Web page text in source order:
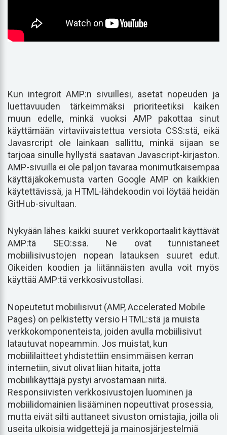
Kun integroit AMP:n sivuillesi, asetat nopeuden ja
luettavuuden tärkeimmäksi prioriteetiksi kaiken
muun edelle, minkä vuoksi AMP pakottaa sinut
käyttämään virtaviivaistettua versiota CSS:stä, eikä
Javasrcript ole lainkaan sallittu, minkä sijaan se
tarjoaa sinulle hyllystä saatavan Javascript-kirjaston.
AMP-sivuilla ei ole paljon tavaraa monimutkaisempaa
käyttäjäkokemusta varten Google AMP on kaikkien
käytettävissä, ja HTML-lähdekoodin voi löytää heidän
GitHub-sivultaan.
Nykyään lähes kaikki suuret verkkoportaalit käyttävät
AMP:tä SEO:ssa. Ne ovat tunnistaneet
mobiilisivustojen nopean latauksen suuret edut.
Oikeiden koodien ja liitännäisten avulla voit myös
käyttää AMP:tä verkkosivustollasi.
Nopeutetut mobiilisivut (AMP, Accelerated Mobile
Pages) on pelkistetty versio HTML:stä ja muista
verkkokomponenteista, joiden avulla mobiilisivut
latautuvat nopeammin. Jos muistat, kun
mobiililaitteet yhdistettiin ensimmäisen kerran
internetiin, sivut olivat liian hitaita, jotta
mobiilikäyttäjä pystyi arvostamaan niitä.
Responsiivisten verkkosivustojen luominen ja
mobiilidomainien lisääminen nopeuttivat prosessia,
mutta eivät silti auttaneet sivuston omistajia, joilla oli
useita ulkoisia widgettejä ja mainosjärjestelmiä